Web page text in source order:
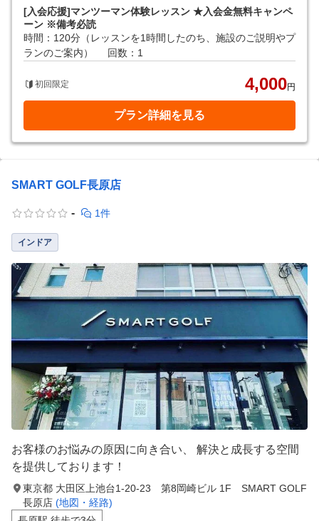
[入会応援]マンツーマン体験レッスン ★入会金無料キャンペ
ーン ※備考必読
時間：120分（レッスンを1時間したのち、施設のご説明やプ
ランのご案内）
回数：1
初回限定 4,000円
プラン詳細を見る
SMART GOLF長原店
- 1件
インドア
お客様のお悩みの原因に向き合い、 解決と成長する空間
を提供しております！
東京都 大田区上池台1-20-23 第8岡崎ビル 1F SMART GOLF
長原店 (地図・経路)